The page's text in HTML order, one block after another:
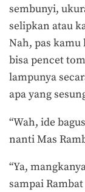
sembunyi,
selipkan atau
Nah, pas kamu
bisa pencet
lampunya
apa yang
“Wah, ide
nanti Mas
“Ya,
sampai